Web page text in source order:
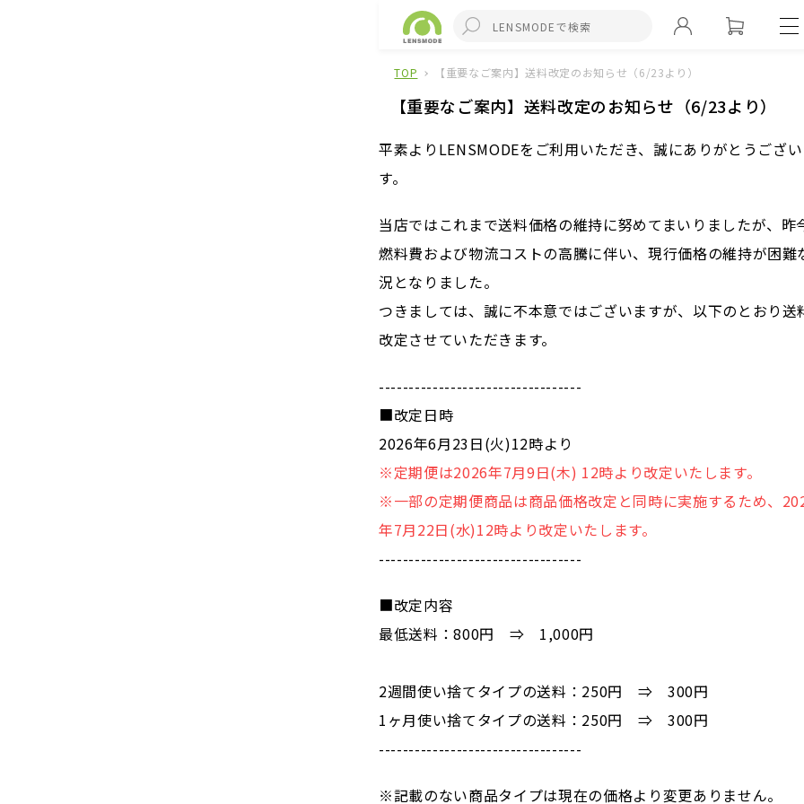
TOP 【重要なご案内】送料改定のお知らせ（6/23より）
【重要なご案内】送料改定のお知らせ（6/23より）
平素よりLENSMODEをご利用いただき、誠にありがとうござ
す。
当店ではこれまで送料価格の維持に努めてまいりましたが、昨
燃料費および物流コストの高騰に伴い、現行価格の維持が困難
況となりました。
つきましては、誠に不本意ではございますが、以下のとおり送
改定させていただきます。
----------------------------------
■改定日時
2026年6月23日(火)12時より
※定期便は2026年7月9日(木) 12時より改定いたします。
※一部の定期便商品は商品価格改定と同時に実施するため、
年7月22日(水)12時より改定いたします。
----------------------------------
■改定内容
最低送料：800円 ⇒ 1,000円
2週間使い捨てタイプの送料：250円 ⇒ 300円
1ヶ月使い捨てタイプの送料：250円 ⇒ 300円
----------------------------------
※記載のない商品タイプは現在の価格より変更ありません。